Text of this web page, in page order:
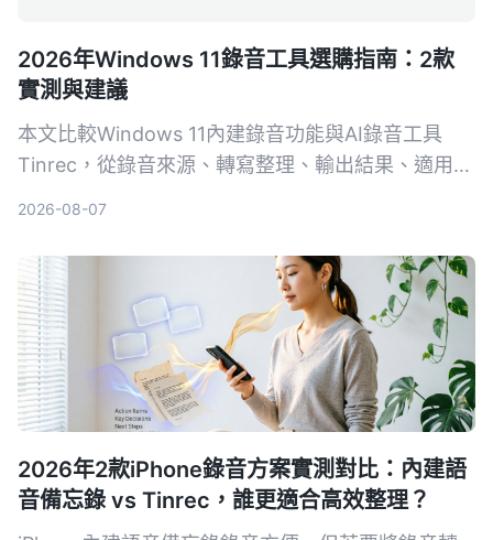
2026年Windows 11錄音工具選購指南：2款
實測與建議
本文比較Windows 11內建錄音功能與AI錄音工具
Tinrec，從錄音來源、轉寫整理、輸出結果、適用場
2026-08-07
2026年2款iPhone錄音方案實測對比：內建語
音備忘錄 vs Tinrec，誰更適合高效整理？